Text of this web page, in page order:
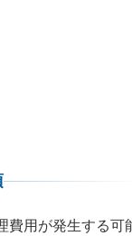
費用が発生する可